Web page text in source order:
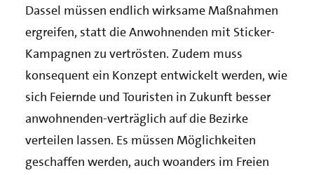
Dassel müssen endlich wirksame Maßnahmen
ergreifen, statt die Anwohnenden mit Sticker-
Kampagnen zu vertrösten. Zudem muss
konsequent ein Konzept entwickelt werden, wie
sich Feiernde und Touristen in Zukunft besser
anwohnenden-verträglich auf die Bezirke
verteilen lassen. Es müssen Möglichkeiten
geschaffen werden, auch woanders im Freien